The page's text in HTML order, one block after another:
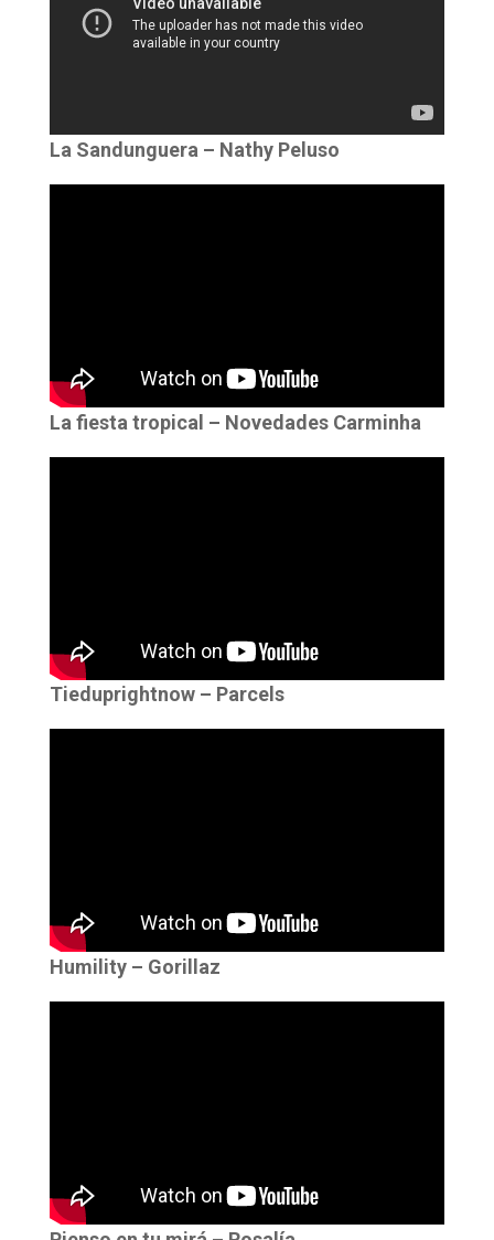
La Sandunguera – Nathy Peluso
La fiesta tropical – Novedades Carminha
Tieduprightnow – Parcels
Humility – Gorillaz